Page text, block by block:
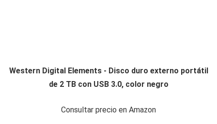
Western Digital Elements - Disco duro externo portátil
de 2 TB con USB 3.0, color negro
Consultar precio en Amazon